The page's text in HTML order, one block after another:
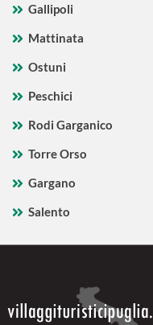
Gallipoli
Mattinata
Ostuni
Peschici
Rodi Garganico
Torre Orso
Gargano
Salento